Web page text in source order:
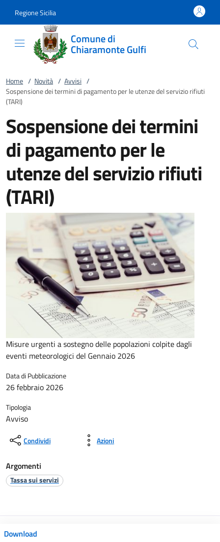
Regione Sicilia
Comune di
Chiaramonte Gulfi
Home / Novità / Avvisi /
Sospensione dei termini di pagamento per le utenze del servizio rifiuti
(TARI)
Sospensione dei termini
di pagamento per le
utenze del servizio rifiuti
(TARI)
Misure urgenti a sostegno delle popolazioni colpite dagli
eventi meteorologici del Gennaio 2026
Data di Pubblicazione
26 febbraio 2026
Tipologia
Avviso
Condividi Azioni
Argomenti
Tassa sui servizi
Download